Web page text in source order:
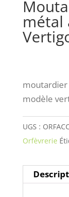
métal
modèle
UGS :
Orfèvrerie